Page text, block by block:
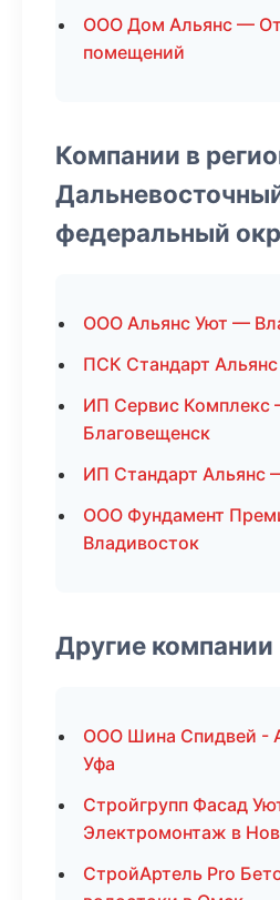
ООО Дом Альянс —
помещений
Компании в
федеральный
ООО Альянс Уют —
ПСК Стандарт
ИП Сервис Комплекс
Благовещенск
ИП Стандарт Альянс
ООО Фундамент
Владивосток
Другие компании
ООО Шина Спидвей -
Уфа
Стройгрупп Фасад
Электромонтаж в
СтройАртель Pro